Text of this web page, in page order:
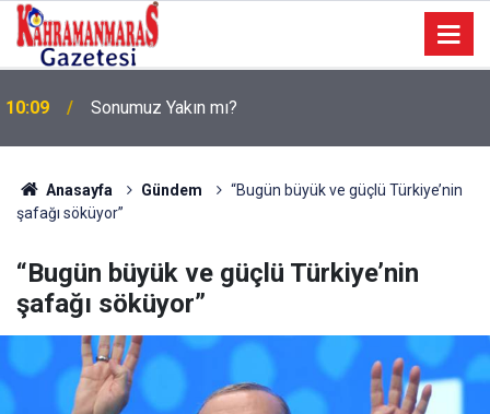
10:09 Sonumuz Yakın mı?
Anasayfa Gündem
“Bugün büyük ve güçlü Türkiye’nin
şafağı söküyor”
“Bugün büyük ve güçlü Türkiye’nin
şafağı söküyor”